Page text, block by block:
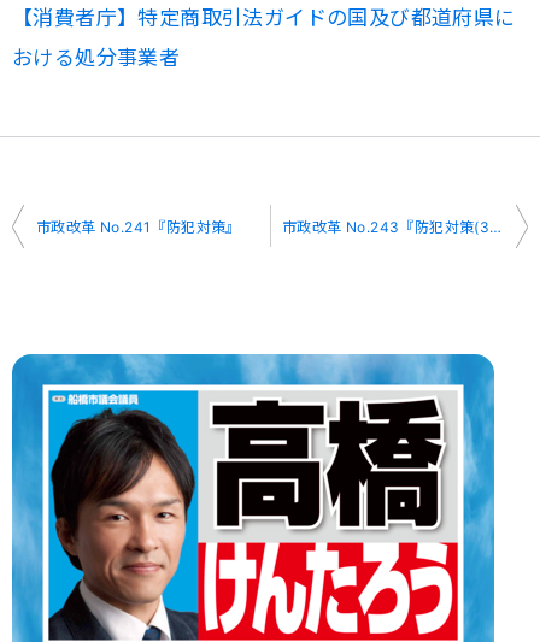
【消費者庁】特定商取引法ガイドの国及び都道府県に
おける処分事業者
投
ゲ
ン
市政改革 No.241『防犯対策』 市政改革 No.243『防犯対策(3)』